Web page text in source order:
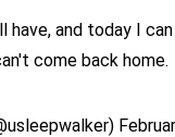
have, and today I
come back home.